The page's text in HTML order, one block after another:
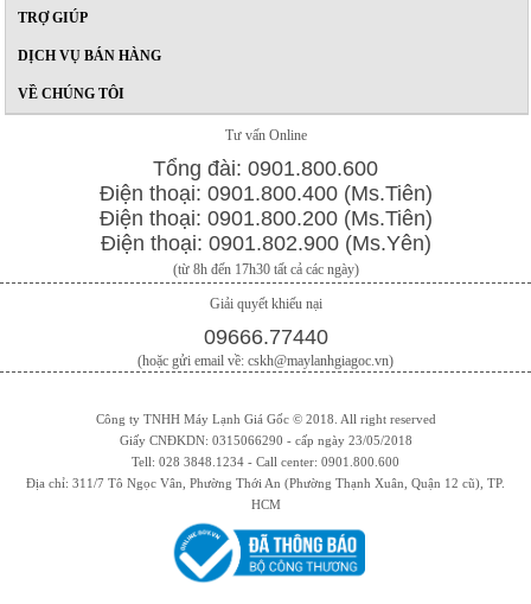
TRỢ GIÚP
DỊCH VỤ BÁN HÀNG
VỀ CHÚNG TÔI
Tư vấn Online
Tổng đài: 0901.800.600
Điện thoại: 0901.800.400 (Ms.Tiên)
Điện thoại: 0901.800.200 (Ms.Tiên)
Điện thoại: 0901.802.900 (Ms.Yên)
(từ 8h đến 17h30 tất cả các ngày)
Giải quyết khiếu nại
09666.77440
(hoặc gửi email về: cskh@maylanhgiagoc.vn)
Công ty TNHH Máy Lạnh Giá Gốc © 2018. All right reserved
Giấy CNĐKDN: 0315066290 - cấp ngày 23/05/2018
Tell: 028 3848.1234 - Call center: 0901.800.600
Địa chỉ: 311/7 Tô Ngọc Vân, Phường Thới An (Phường Thạnh Xuân, Quận 12 cũ), TP.
HCM